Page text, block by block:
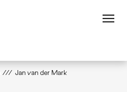
Jan van der Mark